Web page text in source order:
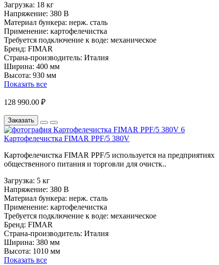
Загрузка: 18 кг
Напряжение: 380 В
Материал бункера: нерж. сталь
Применение: картофелечистка
Требуется подключение к воде: механическое
Бренд: FIMAR
Страна-производитель: Италия
Ширина: 400 мм
Высота: 930 мм
Показать все
128 990.00 ₽
Заказать
Картофелечистка FIMAR PPF/5 380V
Картофелечистка FIMAR PPF/5 используется на предприятиях
общественного питания и торговли для очистк..
Загрузка: 5 кг
Напряжение: 380 В
Материал бункера: нерж. сталь
Применение: картофелечистка
Требуется подключение к воде: механическое
Бренд: FIMAR
Страна-производитель: Италия
Ширина: 380 мм
Высота: 1010 мм
Показать все